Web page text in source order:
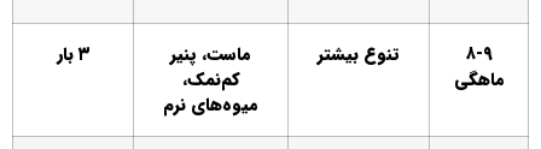
۸-۹
ماهگی
تنوع بیشتر
ماست، پنیر
کم‌نمک،
میوه‌های نرم
۳ بار